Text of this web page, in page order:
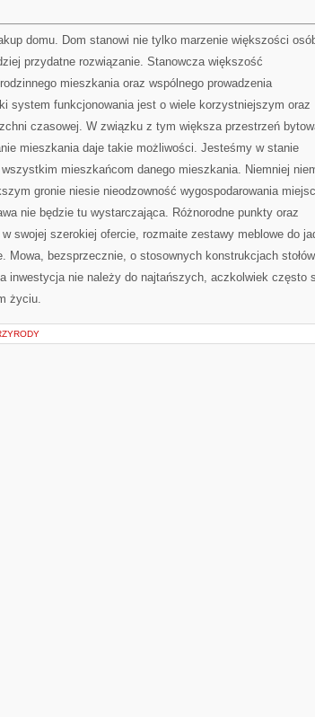
domu. Dom stanowi nie tylko marzenie większości
przydatne rozwiązanie. Stanowcza większość
mieszkania oraz wspólnego prowadzenia
system funkcjonowania jest o wiele korzystniejszym oraz
czasowej. W związku z tym większa przestrzeń
mieszkania daje takie możliwości. Jesteśmy w stanie
mieszkańcom danego mieszkania. Niemniej
gronie niesie nieodzowność wygospodarowania
nie będzie tu wystarczająca. Różnorodne punkty oraz
swojej szerokiej ofercie, rozmaite zestawy meblowe do
Mowa, bezsprzecznie, o stosownych konstrukcjach
inwestycja nie należy do najtańszych, aczkolwiek często
życiu.